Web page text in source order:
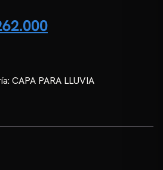
El
CAPA PARA LLUVIA